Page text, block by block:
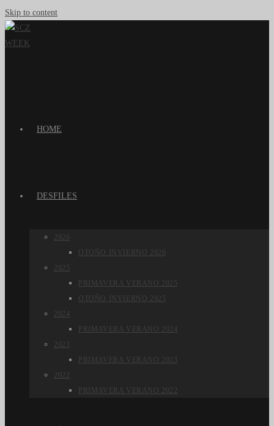
Skip to content
HOME
DESFILES
2026
OTOÑO INVIERNO 2026
2025
PRIMAVERA VERANO 2025
OTOÑO INVIERNO 2025
2024
PRIMAVERA VERANO 2024
2023
PRIMAVERA VERANO 2023
2022
PRIMAVERA VERANO 2022